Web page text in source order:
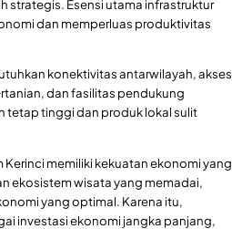
strategis. Esensi utama infrastruktur
dan memperluas produktivitas
konektivitas antarwilayah, akses
dan fasilitas pendukung
tetap tinggi dan produk lokal sulit
memiliki kekuatan ekonomi yang
ekosistem wisata yang memadai,
yang optimal. Karena itu,
investasi ekonomi jangka panjang,